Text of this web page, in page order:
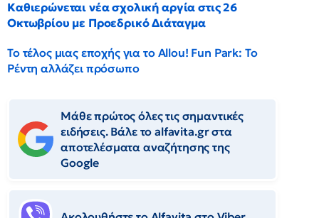
Καθιερώνεται νέα σχολική αργία στις 26
Οκτωβρίου με Προεδρικό Διάταγμα
Το τέλος μιας εποχής για το Allou! Fun Park: Το
Ρέντη αλλάζει πρόσωπο
Μάθε πρώτος όλες τις σημαντικές
ειδήσεις. Βάλε το alfavita.gr στα
αποτελέσματα αναζήτησης της
Google